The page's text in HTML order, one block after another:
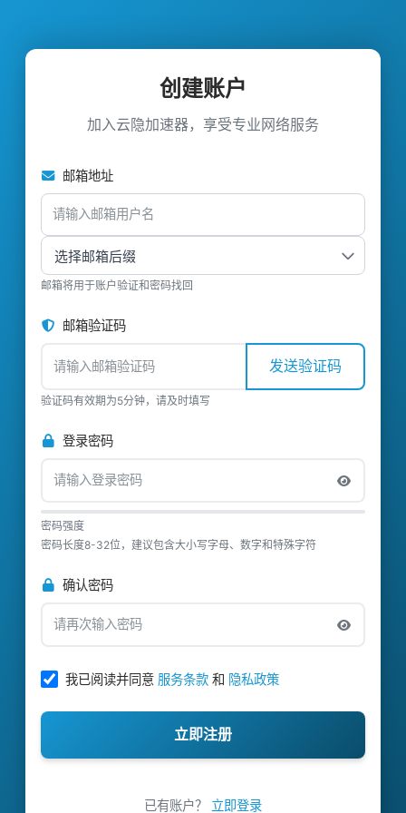
创建账户
加入云隐加速器，享受专业网络服务
邮箱地址
邮箱将用于账户验证和密码找回
邮箱验证码
发送验证码
验证码有效期为5分钟，请及时填写
登录密码
密码强度
密码长度8-32位，建议包含大小写字母、数字和特殊字符
确认密码
我已阅读并同意 服务条款 和 隐私政策
立即注册
已有账户？ 立即登录